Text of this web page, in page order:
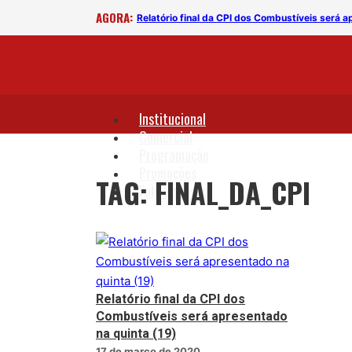
AGORA: Relatório final da CPI dos Combustíveis será
Institucional
Comercial
Fale Conosco
TAG: FINAL_DA_CPI
Relatório final da CPI dos
Combustíveis será apresentado
na quinta (19)